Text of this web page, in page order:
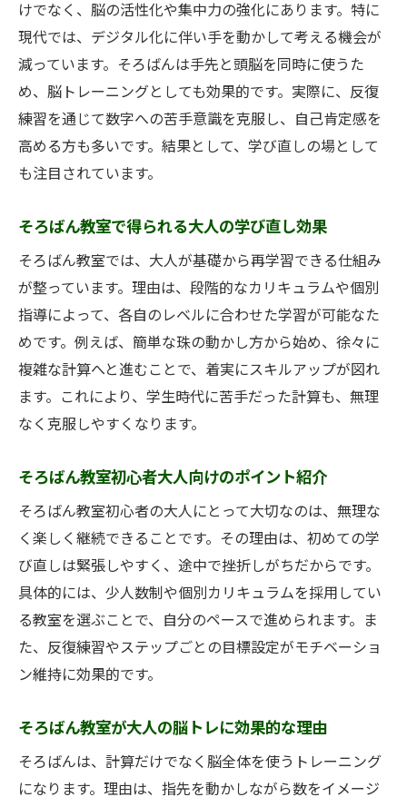
けでなく、脳の活性化や集中力の強化にあります。特に
現代では、デジタル化に伴い手を動かして考える機会が
減っています。そろばんは手先と頭脳を同時に使うた
め、脳トレーニングとしても効果的です。実際に、反復
練習を通じて数字への苦手意識を克服し、自己肯定感を
高める方も多いです。結果として、学び直しの場として
も注目されています。
そろばん教室で得られる大人の学び直し効果
そろばん教室では、大人が基礎から再学習できる仕組み
が整っています。理由は、段階的なカリキュラムや個別
指導によって、各自のレベルに合わせた学習が可能なた
めです。例えば、簡単な珠の動かし方から始め、徐々に
複雑な計算へと進むことで、着実にスキルアップが図れ
ます。これにより、学生時代に苦手だった計算も、無理
なく克服しやすくなります。
そろばん教室初心者大人向けのポイント紹介
そろばん教室初心者の大人にとって大切なのは、無理な
く楽しく継続できることです。その理由は、初めての学
び直しは緊張しやすく、途中で挫折しがちだからです。
具体的には、少人数制や個別カリキュラムを採用してい
る教室を選ぶことで、自分のペースで進められます。ま
た、反復練習やステップごとの目標設定がモチベーショ
ン維持に効果的です。
そろばん教室が大人の脳トレに効果的な理由
そろばんは、計算だけでなく脳全体を使うトレーニング
になります。理由は、指先を動かしながら数をイメージ